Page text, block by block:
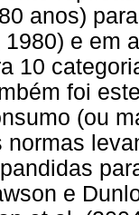
anos)
e em
10
foi
(ou
normas
e